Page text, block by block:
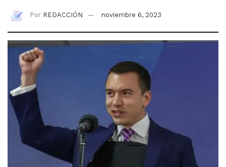
Por REDACCIÓN noviembre 6, 2023